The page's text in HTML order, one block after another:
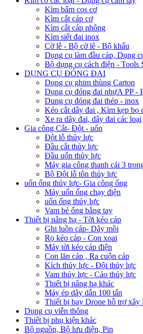
Kìm bấm cos cơ
Kìm cắt cáp cơ
Kìm cắt cáp nhông
Kìm siết đai inox
Cờ lê - Bộ cờ lê - Bộ khẩu
Dụng cụ làm đầu cáp, Dụng
Bộ dụng cụ cách điện - Tools
DỤNG CỤ ĐÓNG ĐAI
Dụng cụ ghim thùng Carton
Dụng cụ đóng đai nhựA PP -
Dung cụ đóng đai thép - inox
Kéo cắt dây đai , Kìm kẹp bọ
Xe ra dây đai, dây đai các loại
Gia công Cắt- Đột - uốn
Đột lỗ thủy lực
Đầu cắt thủy lực
Đầu uốn thủy lực
Máy gia công thanh cái 3
Bộ Đột lỗ tôn thủy lực
uốn ống thủy lực- Gia công ống
Máy uốn ống chạy điện
uốn ống thủy lực
Vam bẻ ống bằng tay
Thiết bị nâng hạ - Tời kéo cáp
Ghi luồn cáp- Dây mồi
Rọ kéo cáp - Con xoai
Máy tời kéo cáp điện
Con lăn cáp , Ra cuộn cáp
Kích thủy lực - Đội thủy lực
Vam thủy lực - Cảo thủy lực
Thiết bị nâng hạ khác
Máy ép dây dẫn 100 tấn
Thiết bị bay Drone hỗ trợ xây
Dụng cụ viễn thông
Thiết bị phụ kiện khác
Bộ nguồn, Bộ lưu điện, Pin